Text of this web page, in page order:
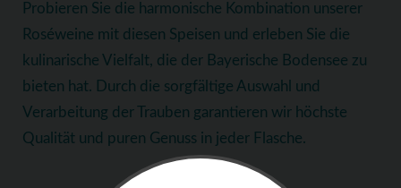
Probieren Sie die harmonische Kombination unserer
Roséweine mit diesen Speisen und erleben Sie die
kulinarische Vielfalt, die der Bayerische Bodensee zu
bieten hat. Durch die sorgfältige Auswahl und
Verarbeitung der Trauben garantieren wir höchste
Qualität und puren Genuss in jeder Flasche.